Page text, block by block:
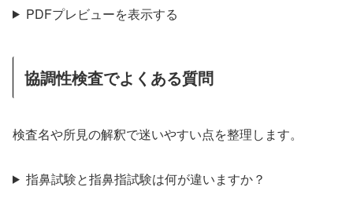
PDFプレビューを表示する
協調性検査でよくある質問
検査名や所見の解釈で迷いやすい点を整理します。
指鼻試験と指鼻指試験は何が違いますか？